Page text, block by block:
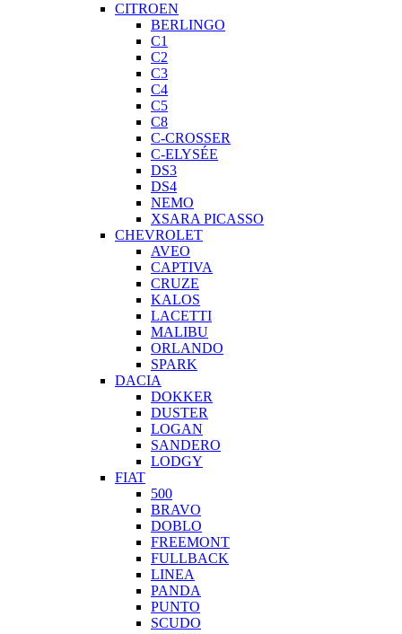
CITROEN
BERLINGO
C1
C2
C3
C4
C5
C8
C-CROSSER
C-ELYSÉE
DS3
DS4
NEMO
XSARA PICASSO
CHEVROLET
AVEO
CAPTIVA
CRUZE
KALOS
LACETTI
MALIBU
ORLANDO
SPARK
DACIA
DOKKER
DUSTER
LOGAN
SANDERO
LODGY
FIAT
500
BRAVO
DOBLO
FREEMONT
FULLBACK
LINEA
PANDA
PUNTO
SCUDO